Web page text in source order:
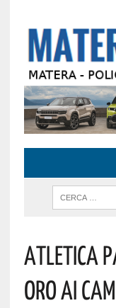
Atletica
Oro Ai